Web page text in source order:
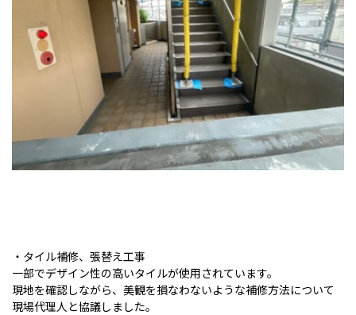
・タイル補修、張替え工事
一部でデザイン性の高いタイルが使用されています。
現地を確認しながら、美観を損なわないような補修方法について
現場代理人と協議しました。